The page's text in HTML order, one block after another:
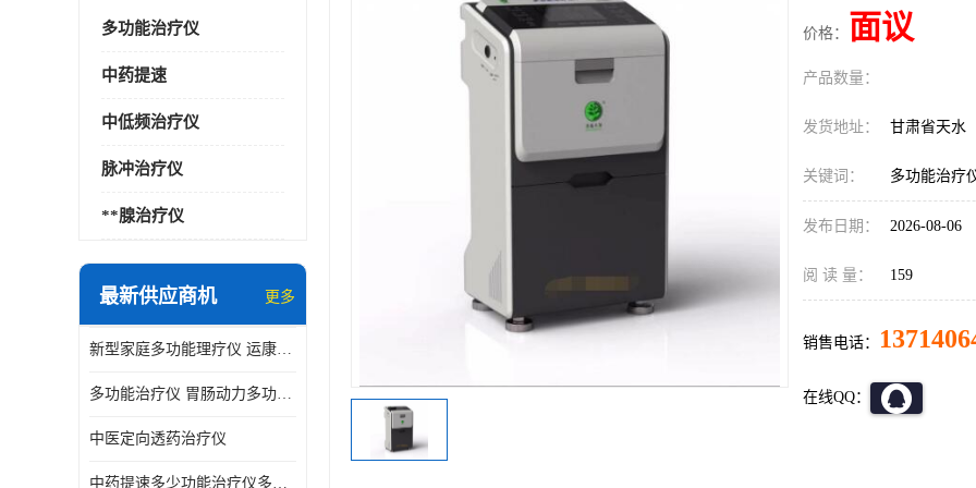
多功能治疗仪
中药提速
中低频治疗仪
脉冲治疗仪
**腺治疗仪
最新供应商机 更多
新型家庭多功能理疗仪 运康达华
多功能治疗仪 胃肠动力多功能治疗仪
中医定向透药治疗仪
中药提速多少功能治疗仪多少钱 实体店仪器
价格： 面议
产品数量：
发货地址： 甘肃省天水
关键词： 多功能治疗
发布日期： 2026-08-06
阅 读 量： 159
销售电话：
在线QQ：